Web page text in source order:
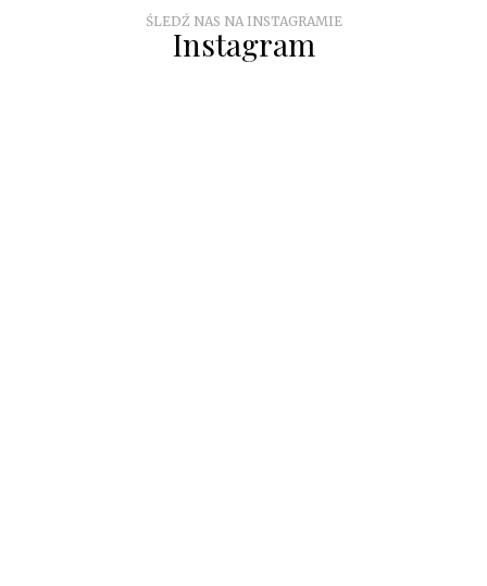
ŚLEDŹ NAS NA INSTAGRAMIE
Instagram